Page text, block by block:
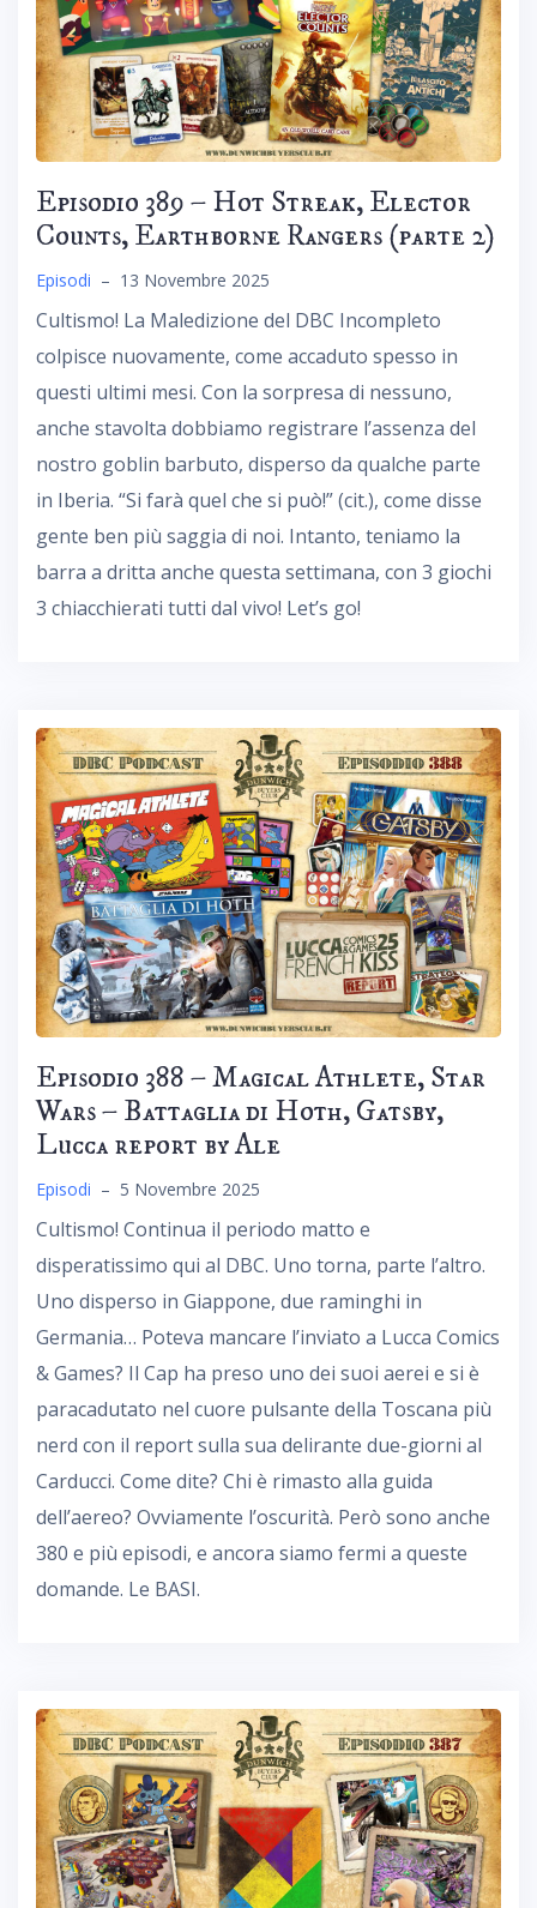
Episodio 389 – Hot Streak, Elector
Counts, Earthborne Rangers (parte 2)
Episodi – 13 Novembre 2025
Cultismo! La Maledizione del DBC Incompleto
colpisce nuovamente, come accaduto spesso in
questi ultimi mesi. Con la sorpresa di nessuno,
anche stavolta dobbiamo registrare l’assenza del
nostro goblin barbuto, disperso da qualche parte
in Iberia. “Si farà quel che si può!” (cit.), come disse
gente ben più saggia di noi. Intanto, teniamo la
barra a dritta anche questa settimana, con 3 giochi
3 chiacchierati tutti dal vivo! Let’s go!
Episodio 388 – Magical Athlete, Star
Wars – Battaglia di Hoth, Gatsby,
Lucca report by Ale
Episodi – 5 Novembre 2025
Cultismo! Continua il periodo matto e
disperatissimo qui al DBC. Uno torna, parte l’altro.
Uno disperso in Giappone, due raminghi in
Germania… Poteva mancare l’inviato a Lucca Comics
& Games? Il Cap ha preso uno dei suoi aerei e si è
paracadutato nel cuore pulsante della Toscana più
nerd con il report sulla sua delirante due-giorni al
Carducci. Come dite? Chi è rimasto alla guida
dell’aereo? Ovviamente l’oscurità. Però sono anche
380 e più episodi, e ancora siamo fermi a queste
domande. Le BASI.